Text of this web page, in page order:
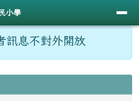
義國民小學
小學
訊息不對外開放